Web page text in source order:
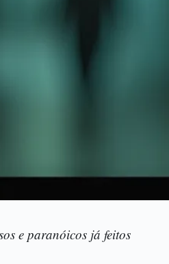
e paranóicos já feitos